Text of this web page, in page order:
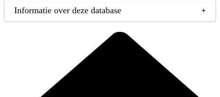
Informatie over deze database